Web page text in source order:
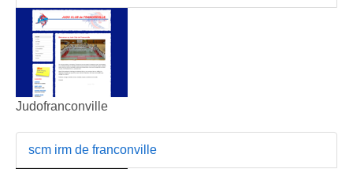
Judofranconville
scm irm de franconville